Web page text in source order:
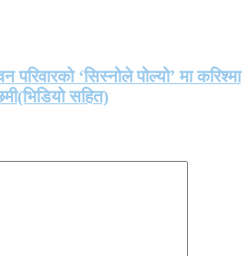
परिवारको ‘सिस्नोले पोल्यो’ मा करिश्मा
सहित)